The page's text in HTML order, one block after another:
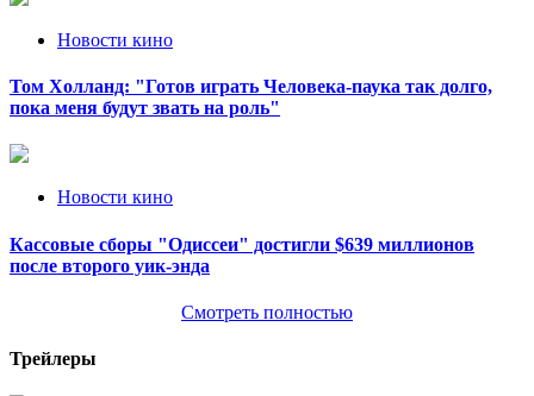
Новости кино
Том Холланд: "Готов играть Человека-паука так долго,
пока меня будут звать на роль"
Новости кино
Кассовые сборы "Одиссеи" достигли $639 миллионов
после второго уик-энда
Смотреть полностью
Трейлеры